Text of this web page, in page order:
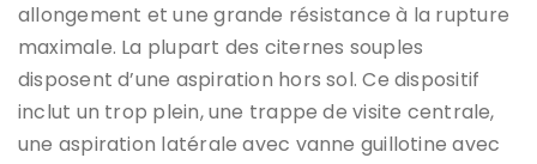
allongement et une grande résistance à la rupture
maximale. La plupart des citernes souples
disposent d’une aspiration hors sol. Ce dispositif
inclut un trop plein, une trappe de visite centrale,
une aspiration latérale avec vanne guillotine avec